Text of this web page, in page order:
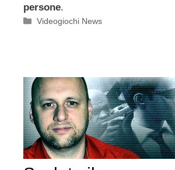
persone.
Categorie
Videogiochi News